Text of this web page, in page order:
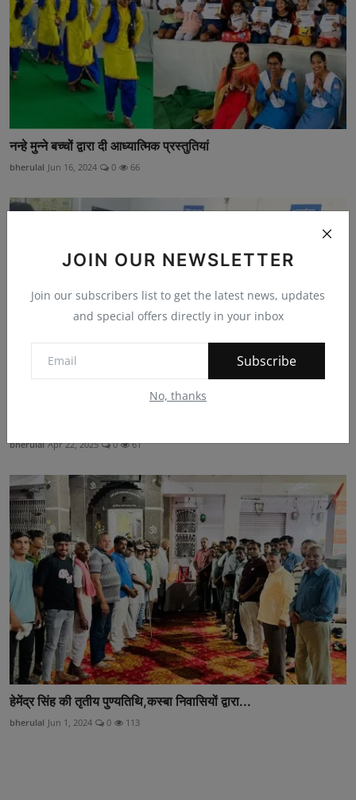
JOIN OUR NEWSLETTER
Join our subscribers list to get the latest news, updates
and special offers directly in your inbox
Subscribe
No, thanks
नन्हे मुन्ने बच्चों द्वारा दी आध्यात्मिक प्रस्तुतियां
bherulal Jun 16, 2024 0 66
bherulal Apr 22, 2025 0 61
हेमेंद्र सिंह की तृतीय पुण्यतिथि,कस्बा निवासियों द्वारा...
bherulal Jun 1, 2024 0 113